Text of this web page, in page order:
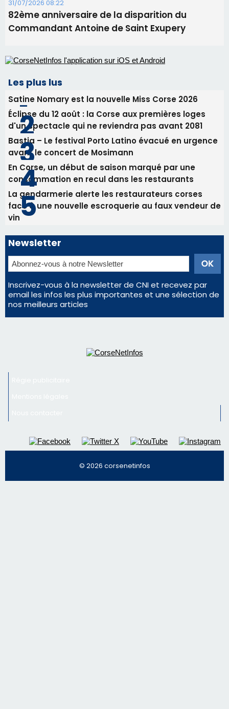
d'un spectacle qui ne reviendra pas avant 2081
Bastia – Le festival Porto Latino évacué en urgence
avant le concert de Mosimann
consommation en recul dans les restaurants
face à une nouvelle escroquerie au faux vendeur de
vin
Newsletter
Inscrivez-vous à la newsletter de CNI et recevez par
email les infos les plus importantes et une sélection de
nos meilleurs articles
Régie publicitaire
Nous contacter
© 2026 corsenetinfos